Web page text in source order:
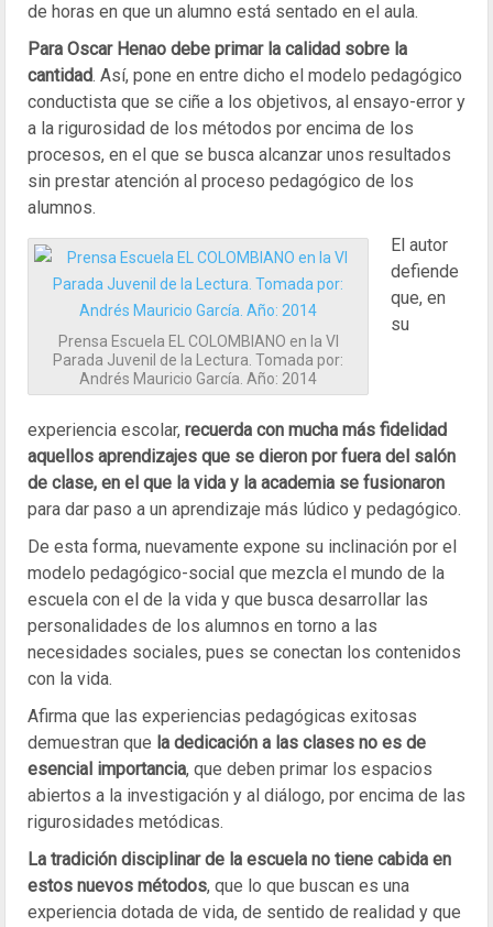
de horas en que un alumno está sentado en el aula.
Para Oscar Henao debe primar la calidad sobre la
cantidad. Así, pone en entre dicho el modelo pedagógico
conductista que se ciñe a los objetivos, al ensayo-error y
a la rigurosidad de los métodos por encima de los
procesos, en el que se busca alcanzar unos resultados
sin prestar atención al proceso pedagógico de los
alumnos.
Prensa Escuela EL COLOMBIANO en la VI
Parada Juvenil de la Lectura. Tomada por:
Andrés Mauricio García. Año: 2014
El autor
defiende
que, en
su
experiencia escolar, recuerda con mucha más fidelidad
aquellos aprendizajes que se dieron por fuera del salón
de clase, en el que la vida y la academia se fusionaron
para dar paso a un aprendizaje más lúdico y pedagógico.
De esta forma, nuevamente expone su inclinación por el
modelo pedagógico-social que mezcla el mundo de la
escuela con el de la vida y que busca desarrollar las
personalidades de los alumnos en torno a las
necesidades sociales, pues se conectan los contenidos
con la vida.
Afirma que las experiencias pedagógicas exitosas
demuestran que la dedicación a las clases no es de
esencial importancia, que deben primar los espacios
abiertos a la investigación y al diálogo, por encima de las
rigurosidades metódicas.
La tradición disciplinar de la escuela no tiene cabida en
estos nuevos métodos, que lo que buscan es una
experiencia dotada de vida, de sentido de realidad y que